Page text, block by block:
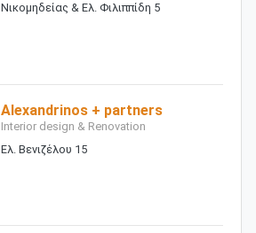
Νικομηδείας & Ελ. Φιλιππίδη 5
Alexandrinos + partners
Interior design & Renovation
Ελ. Βενιζέλου 15